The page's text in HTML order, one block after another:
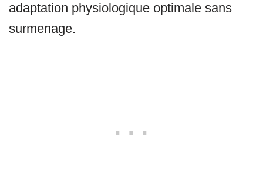
adaptation physiologique optimale sans
surmenage.